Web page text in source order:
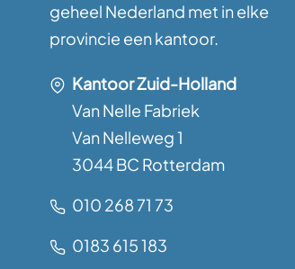
geheel Nederland met in elke
provincie een kantoor.
Kantoor Zuid-Holland
Van Nelle Fabriek
Van Nelleweg 1
3044 BC Rotterdam
010 268 71 73
0183 615 183